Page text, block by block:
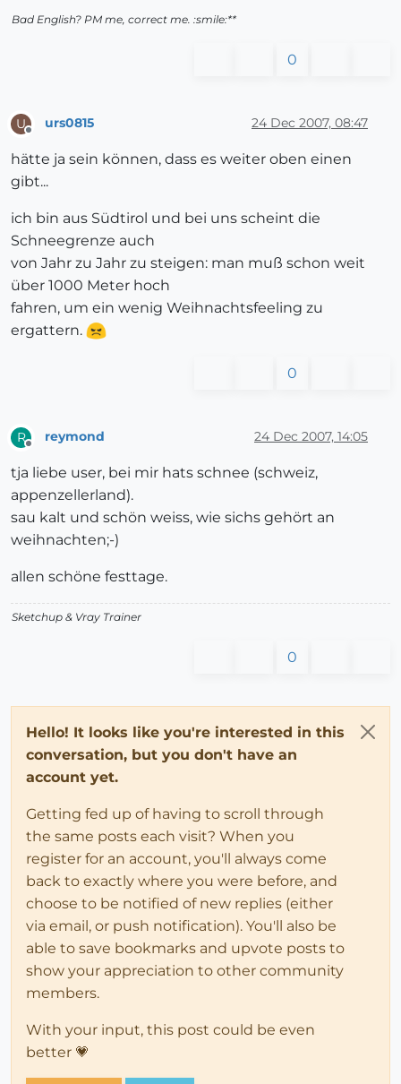
Bad English? PM me, correct me. :smile:**
0
U
Offline
urs0815 24 Dec 2007, 08:47
hätte ja sein können, dass es weiter oben einen
gibt...
ich bin aus Südtirol und bei uns scheint die
Schneegrenze auch
von Jahr zu Jahr zu steigen: man muß schon weit
über 1000 Meter hoch
fahren, um ein wenig Weihnachtsfeeling zu
ergattern.
0
R
Offline
reymond 24 Dec 2007, 14:05
tja liebe user, bei mir hats schnee (schweiz,
appenzellerland).
sau kalt und schön weiss, wie sichs gehört an
weihnachten;-)
allen schöne festtage.
Sketchup & Vray Trainer
0
Hello! It looks like you're interested in this
conversation, but you don't have an
account yet.
Getting fed up of having to scroll through
the same posts each visit? When you
register for an account, you'll always come
back to exactly where you were before, and
choose to be notified of new replies (either
via email, or push notification). You'll also be
able to save bookmarks and upvote posts to
show your appreciation to other community
members.
With your input, this post could be even
better 💗